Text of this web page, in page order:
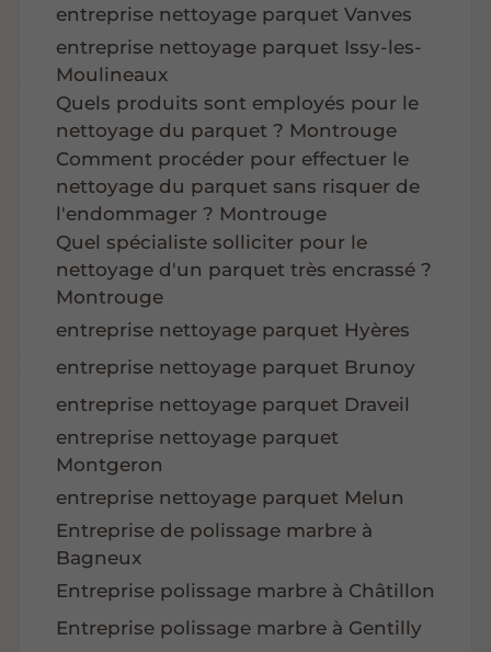
entreprise nettoyage parquet Vanves
entreprise nettoyage parquet Issy-les-
Moulineaux
Quels produits sont employés pour le
nettoyage du parquet ? Montrouge
Comment procéder pour effectuer le
nettoyage du parquet sans risquer de
l'endommager ? Montrouge
Quel spécialiste solliciter pour le
nettoyage d'un parquet très encrassé ?
Montrouge
entreprise nettoyage parquet Hyères
entreprise nettoyage parquet Brunoy
entreprise nettoyage parquet Draveil
entreprise nettoyage parquet
Montgeron
entreprise nettoyage parquet Melun
Entreprise de polissage marbre à
Bagneux
Entreprise polissage marbre à Châtillon
Entreprise polissage marbre à Gentilly